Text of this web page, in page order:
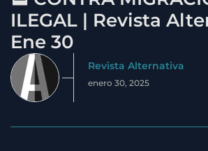
ILEGAL | Revista
Ene 30
Revista Alternativa
enero 30, 2025